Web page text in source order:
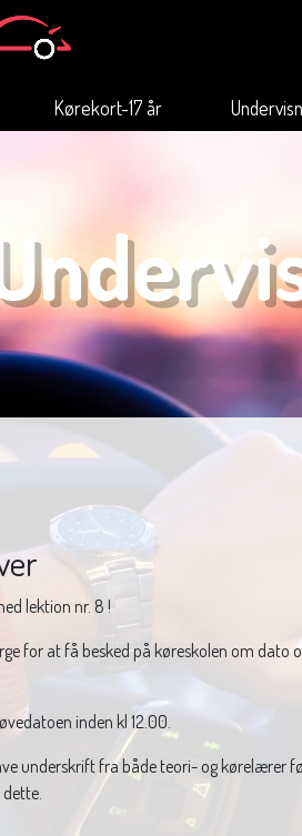
Kørekort-17 år
lektion nr. 8 !
for at få besked på køreskolen om
inden kl 12.00.
underskrift fra både teori- og